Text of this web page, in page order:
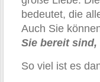
bedeutet, die
Auch Sie
Sie bereit sind,
So viel ist es